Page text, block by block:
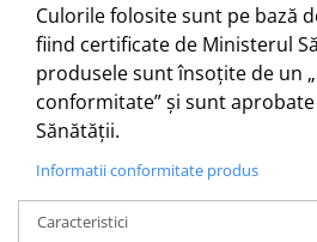
Culorile folosite sunt pe bază
fiind certificate de Ministerul
produsele sunt însoțite de un
conformitate” și sunt
Sănătății.
Informatii conformitate produs
Caracteristici